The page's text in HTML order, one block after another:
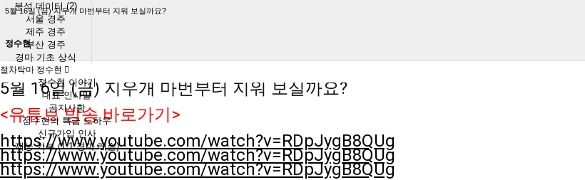
분석 데이터 (2)
서울 경주
제주 경주
부산 경주
경마 기초 상식
절차탁마 정수현
정수현 이야기
대표 인사말
공지사항
정수현의 특급 노하우
신규가입 인사
재능 기부 (1:1 경마 레슨)
5월 16일 (금) 지우개 마번부터 지워 보실까요?
정수현
5월 16일 (금) 지우개 마번부터 지워 보실까요?
<유튜브 방송 바로가기>
https://www.youtube.com/watch?v=RDpJygB8QUg
https://www.youtube.com/watch?v=RDpJygB8QUg
https://www.youtube.com/watch?v=RDpJygB8QUg